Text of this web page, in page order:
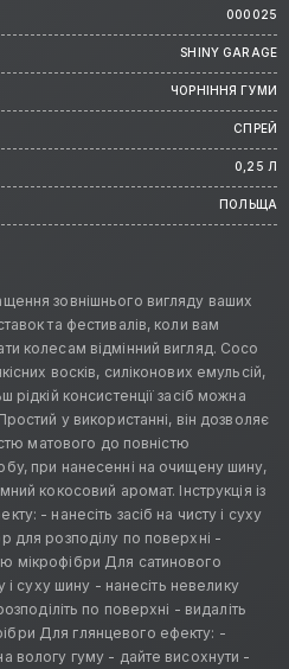
000025
SHINY GARAGE
ЧОРНІННЯ ГУМИ
СПРЕЙ
0,25 Л
ПОЛЬЩА
зовнішнього вигляду ваших
та фестивалів, коли вам
колесам відмінний вигляд. Coco
восків, силіконових емульсій,
рідкій консистенції засіб можна
у використанні, він дозволяє
матового до повністю
при нанесенні на очищену шину,
кокосовий аромат. Інструкція із
- нанесіть засіб на чисту і суху
для розподілу по поверхні -
мікрофібри Для сатинового
і суху шину - нанесіть невелику
по поверхні - видаліть
Для глянцевого ефекту: -
вологу гуму - дайте висохнути -